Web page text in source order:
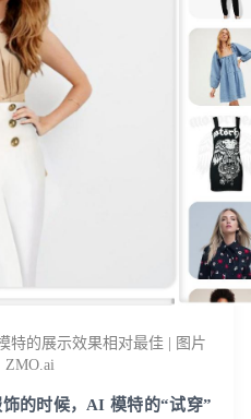
特的展示效果相对最佳 | 图片
ZMO.ai
的时候，AI 模特的“试穿”